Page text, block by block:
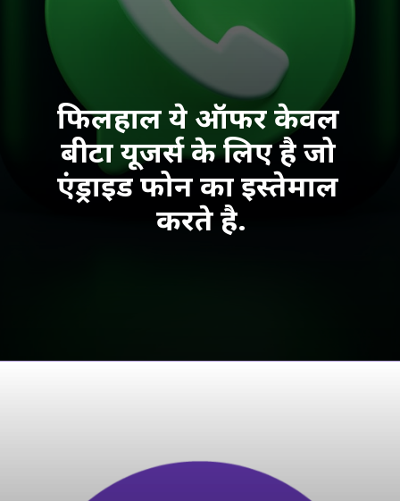
फिलहाल ये ऑफर केवल
बीटा यूजर्स के लिए है जो
एंड्राइड फोन का इस्तेमाल
करते है.